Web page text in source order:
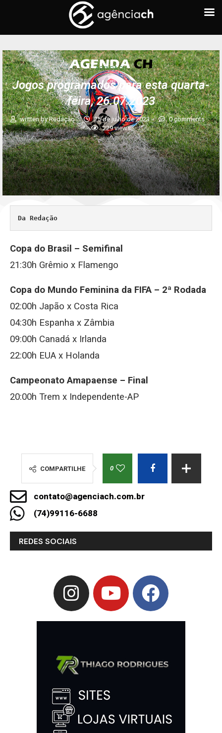
AGENDA CH
Jogos programados para esta quarta-
feira, 26.07.2023
written byRedação 25 de julho de 2023
0 comments
229views
Da Redação
Copa do Brasil – Semifinal
21:30h Grêmio x Flamengo
Copa do Mundo Feminina da FIFA – 2ª Rodada
02:00h Japão x Costa Rica
04:30h Espanha x Zâmbia
09:00h Canadá x Irlanda
22:00h EUA x Holanda
Campeonato Amapaense – Final
20:00h Trem x Independente-AP
COMPARTILHE 0
contato@agenciach.com.br
(74)99116-6688
REDES SOCIAIS